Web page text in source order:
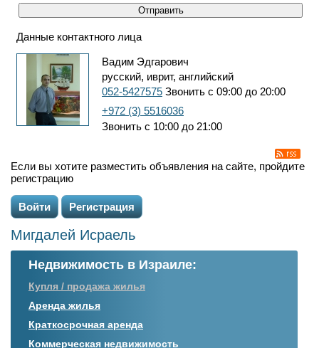
Данные контактного лица
Вадим Эдгарович
русский, иврит, английский
052-5427575 Звонить с 09:00 до 20:00
+972 (3) 5516036
Звонить с 10:00 до 21:00
Если вы хотите разместить объявления на сайте, пройдите
регистрацию
Войти Регистрация
Мигдалей Исраель
Недвижимость в Израиле:
Купля / продажа жилья
Аренда жилья
Краткосрочная аренда
Коммерческая недвижимость